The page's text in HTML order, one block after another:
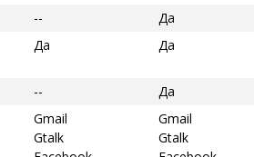
--
Да
Да Да
--
Да
Gmail
Gtalk
Gmail
Gtalk